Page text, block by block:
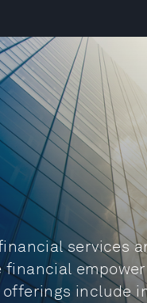
services
include